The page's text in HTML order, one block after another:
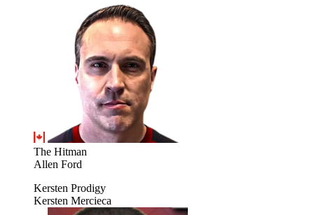
The Hitman
Allen Ford
Kersten Prodigy
Kersten Mercieca